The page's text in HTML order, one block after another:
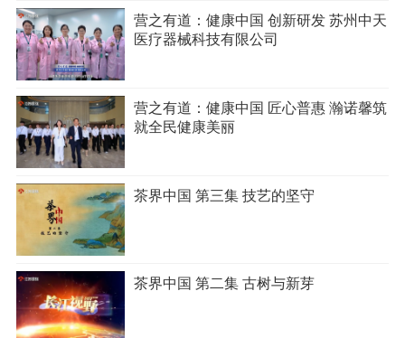
营之有道：健康中国 创新研发 苏州中天
医疗器械科技有限公司
营之有道：健康中国 匠心普惠 瀚诺馨筑
就全民健康美丽
茶界中国 第三集 技艺的坚守
茶界中国 第二集 古树与新芽